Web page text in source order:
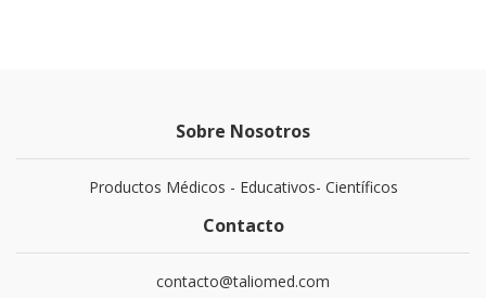
Sobre Nosotros
Productos Médicos - Educativos- Científicos
Contacto
contacto@taliomed.com